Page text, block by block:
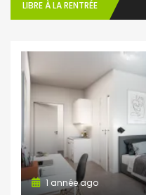
LIBRE À LA RENTRÉE
1 année ago